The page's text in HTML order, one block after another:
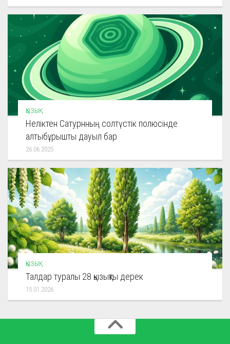
ҚЫЗЫҚ
Неліктен Сатурнның солтүстік полюсінде
алтыбұрышты дауыл бар
26.06.2025
ҚЫЗЫҚ
Талдар туралы 28 қызықты дерек
15.01.2026